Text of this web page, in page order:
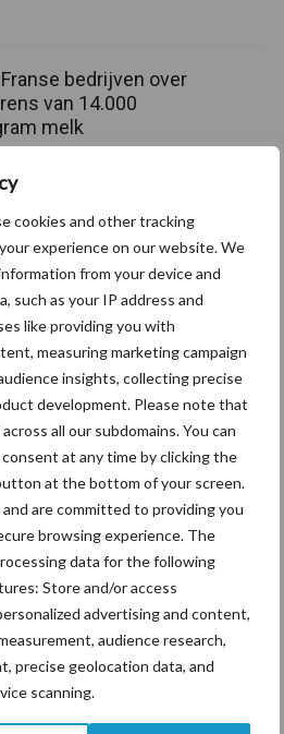
cookies and other tracking
experience on our website. We
from your device and
such as your IP address and
like providing you with
measuring marketing campaign
insights, collecting precise
development. Please note that
all our subdomains. You can
at any time by clicking the
at the bottom of your screen.
are committed to providing you
browsing experience. The
data for the following
Store and/or access
advertising and content,
audience research,
precise geolocation data, and
scanning.
bedrijven over
van 14.000
melk
introduceert
dubbelrotor-
in de hef
Bemesting Fokkerij
Ligbox &
Voerhekken
meer